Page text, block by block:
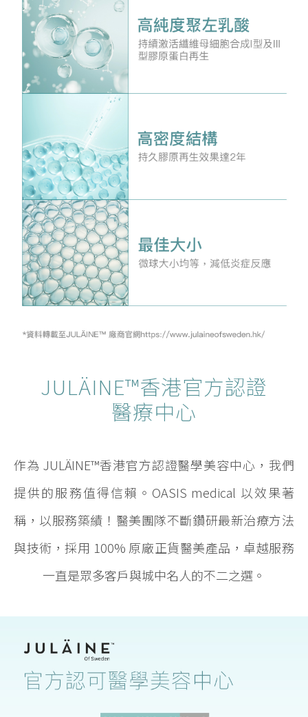
JULÄINE™香港官方認證
醫療中心
作為 JULÄINE™香港官方認證醫學美容中心，我們
提供的服務值得信賴。OASIS medical 以效果著
稱，以服務築績！醫美團隊不斷鑽研最新治療方法
與技術，採用 100% 原廠正貨醫美產品，卓越服務
一直是眾多客戶與城中名人的不二之選。